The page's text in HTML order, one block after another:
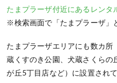
たまプラーザ付近にあるレンタ
※検索画面で「たまプラーザ」
たまプラーザエリアにも数カ
蔵くすのき公園、犬蔵さくらの
が丘5丁目店など）に設置され